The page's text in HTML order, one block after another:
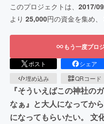
このプロジェクトは、 2017/
より 25,000円の資金を集め、
もう一度プロ
ポスト シェア
埋め込み
QRコード
『そういえばこの神社の
なぁ』と大人になってか
になってもらいたい。 文